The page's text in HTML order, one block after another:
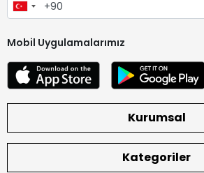
Mobil Uygulamalarımız
Kurumsal
Kategoriler